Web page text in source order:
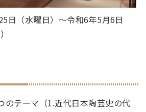
日（水曜日）～令和6年5月6日
のテーマ（1.近代日本陶芸史の代